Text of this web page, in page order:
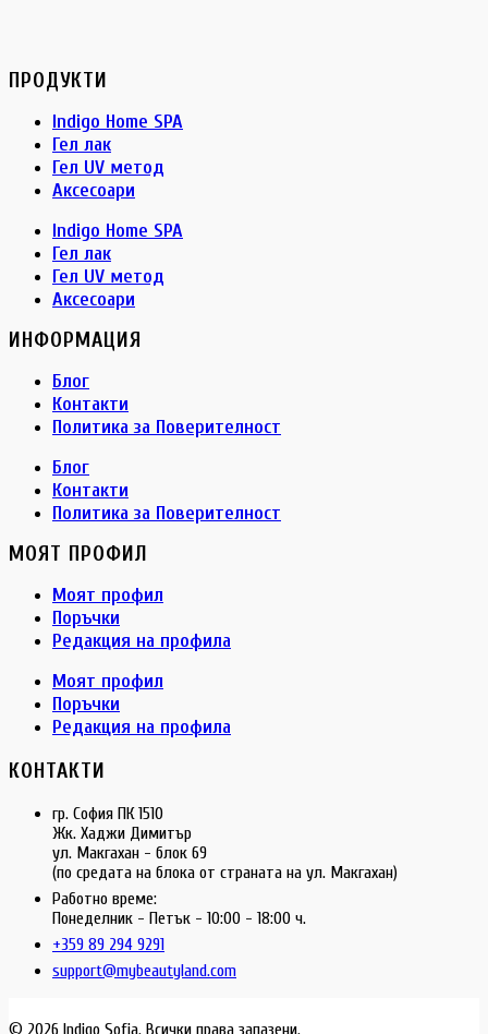
ПРОДУКТИ
Indigo Home SPA
Гел лак
Гел UV метод
Аксесоари
Indigo Home SPA
Гел лак
Гел UV метод
Аксесоари
ИНФОРМАЦИЯ
Блог
Контакти
Политика за Поверителност
Блог
Контакти
Политика за Поверителност
МОЯТ ПРОФИЛ
Моят профил
Поръчки
Редакция на профила
Моят профил
Поръчки
Редакция на профила
КОНТАКТИ
гр. София ПК 1510
Жк. Хаджи Димитър
ул. Макгахан - блок 69
(по средата на блока от страната на ул. Макгахан)
Работно време:
Понеделник - Петък - 10:00 - 18:00 ч.
+359 89 294 9291
support@mybeautyland.com
© 2026 Indigo Sofia. Всички права запазени.